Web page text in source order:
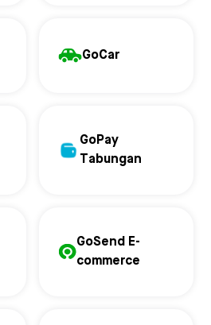
GoCar
GoPay
Tabungan
GoSend E-
commerce